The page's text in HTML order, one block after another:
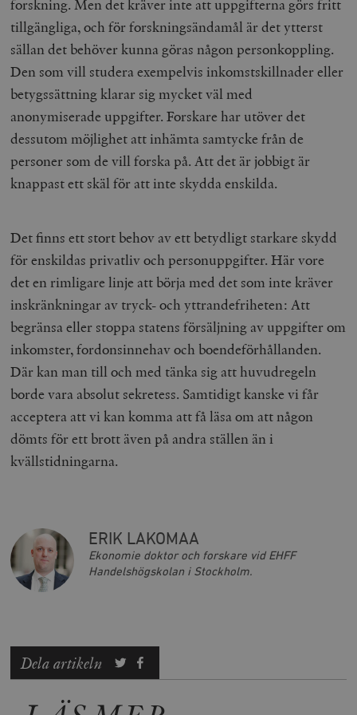
forskning. Men det kräver inte att uppgifterna görs fritt
tillgängliga, och för forskningsändamål är det ytterst
sällan det behöver kunna göras någon personkoppling.
Den som vill studera exempelvis inkomstskillnader eller
betygssättning klarar sig mycket väl med
anonymiserade uppgifter. Forskare har utöver det
dessutom möjlighet att inhämta samtycke från de
personer som de vill forska på. Att det är jobbigt är
knappast ett skäl för att inte skydda enskilda.
Det finns ett stort behov av ett betydligt starkare skydd
för enskildas privatliv och personuppgifter. Här vore
det en rimligare linje att börja med det som inte kräver
inskränkningar av tryck- och yttrandefriheten: Att
begränsa eller stoppa statens försäljning av uppgifter om
inkomster, fordonsinnehav och boendeförhållanden.
Där kan man till och med tänka sig att huvudregeln
borde vara absolut sekretess. Samtidigt kanske vi får
acceptera att vi kan komma att få läsa om att någon
dömts för ett brott även på andra ställen än i
kvällstidningarna.
ERIK LAKOMAA
Ekonomie doktor och forskare vid EHFF
Handelshögskolan i Stockholm.
Dela artikeln
.timbro.se
woocommerce_items_in_cart
Automattic
Inc.
wp_woocommerce_session_[abcdef0123456789]
timbro.se
__cf_bm
Inc.
_hjAbsoluteSessionInProgress